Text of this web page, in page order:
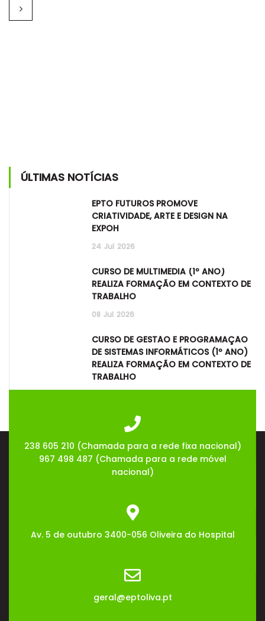
ÚLTIMAS NOTÍCIAS
EPTO FUTUROS PROMOVE
CRIATIVIDADE, ARTE E DESIGN NA
EXPOH
24 Jul 2026
CURSO DE MULTIMÉDIA (1º ANO)
REALIZA FORMAÇÃO EM CONTEXTO DE
TRABALHO
08 Jul 2026
CURSO DE GESTÃO E PROGRAMAÇÃO
DE SISTEMAS INFORMÁTICOS (1º ANO)
REALIZA FORMAÇÃO EM CONTEXTO DE
TRABALHO
238 605 210 (Chamada para a rede fixa nacional)
967 498 487 (Chamada para a rede móvel
nacional)
Av. 5 de outubro 3400-056 Oliveira do Hospital
geral@eptoliva.pt